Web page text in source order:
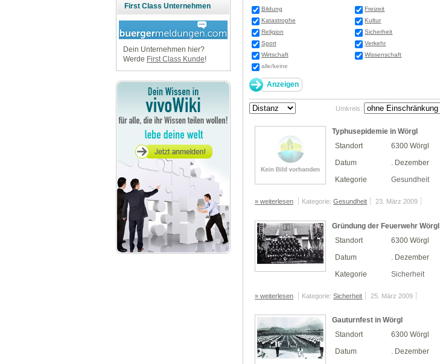
First Class Unternehmen
Dein Unternehmen hier?
Werde First Class Kunde!
Bildung Freizeit
Katastrophe
Kultur
Religion
Sicherheit
Sport
Verkehr
Wirtschaft
Wissenschaft
alle/keine
Umkreis:
Typhusepidemie in Wörgl
Standort
6300 Wörgl
Datum
. Dezember
Kategorie
Gesundheit
» weiterlesen Kategorie:Gesundheit 23. März 2009
Gründung der Feuerwehr Wörgl
Standort
6300 Wörgl
Datum
. Dezember
Kategorie
Sicherheit
» weiterlesen Kategorie:Sicherheit 25. März 2009
Gauturnfest in Wörgl
Standort
6300 Wörgl
Datum
. Dezember